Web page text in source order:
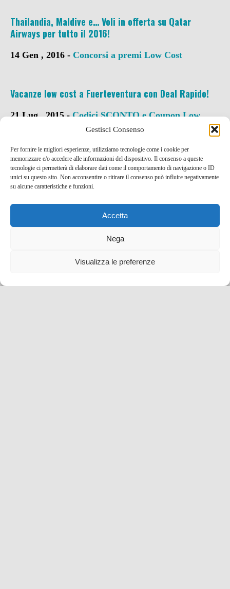
Gestisci Consenso
Per fornire le migliori esperienze, utilizziamo tecnologie come i cookie per
memorizzare e/o accedere alle informazioni del dispositivo. Il consenso a queste
tecnologie ci permetterà di elaborare dati come il comportamento di navigazione o ID
unici su questo sito. Non acconsentire o ritirare il consenso può influire negativamente
su alcune caratteristiche e funzioni.
Accetta
Nega
Visualizza le preferenze
Thailandia, Maldive e… Voli in offerta su Qatar
Airways per tutto il 2016!
14 Gen , 2016 - Concorsi a premi Low Cost
Vacanze low cost a Fuerteventura con Deal Rapido!
21 Lug , 2015 -Codici SCONTO e Coupon Low